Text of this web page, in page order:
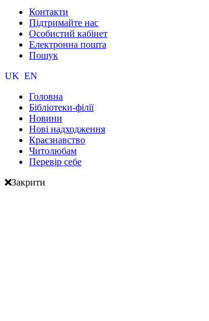
Контакти
Підтримайте нас
Особистий кабінет
Електронна пошта
Пошук
UK EN
Головна
Бібліотеки-філії
Новини
Нові надходження
Краєзнавство
Читолюбам
Перевір себе
Закрити